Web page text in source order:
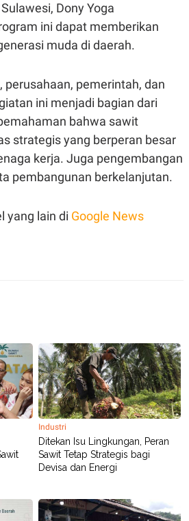
Dony Yoga
ini dapat memberikan
muda di daerah.
perusahaan, pemerintah, dan
ini menjadi bagian dari
bahwa sawit
strategis yang berperan besar
kerja. Juga pengembangan
pembangunan berkelanjutan.
yang lain di Google News
Industri
Ditekan Isu Lingkungan, Peran
Sawit Tetap Strategis bagi
Devisa dan Energi